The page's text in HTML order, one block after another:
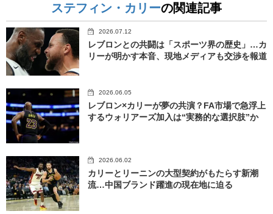
ステフィン・カリーの関連記事
2026.07.12
レブロンとの共闘は「スポーツ界の歴史」…カ
リーが明かす本音、現地メディアも交渉を報道
2026.06.05
レブロン×カリーが夢の共演？FA市場で急浮上
するウォリアーズ加入は“実務的な選択肢”か
2026.06.02
カリーとリーニンの大型契約がもたらす新潮
流…中国ブランド躍進の現在地に迫る